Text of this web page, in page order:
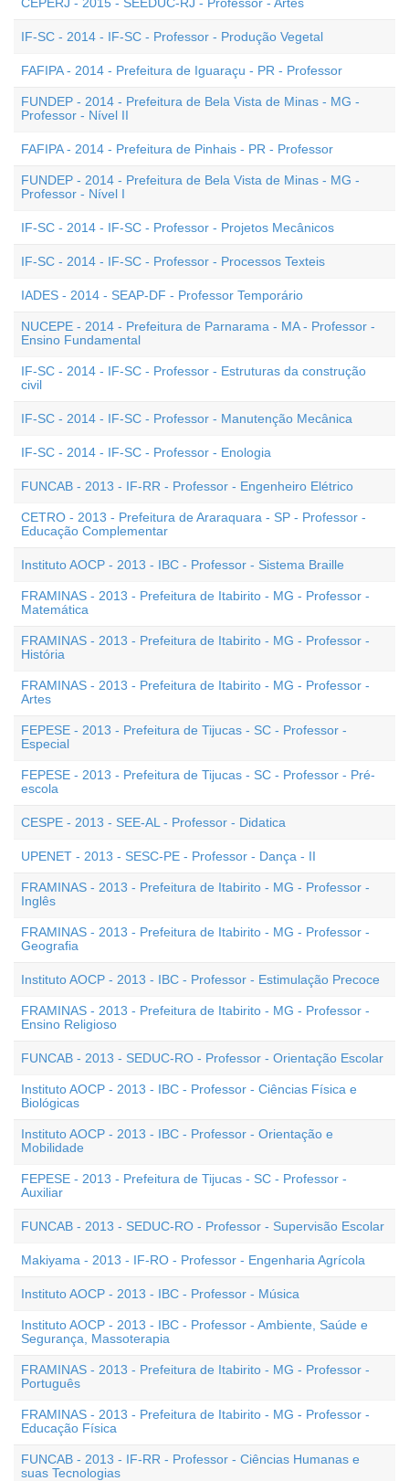
IF-SC - 2014 - IF-SC - Professor - Produção Vegetal
FAFIPA - 2014 - Prefeitura de Iguaraçu - PR - Professor
FUNDEP - 2014 - Prefeitura de Bela Vista de Minas - MG -
Professor - Nível II
FAFIPA - 2014 - Prefeitura de Pinhais - PR - Professor
FUNDEP - 2014 - Prefeitura de Bela Vista de Minas - MG -
Professor - Nível I
IF-SC - 2014 - IF-SC - Professor - Projetos Mecânicos
IF-SC - 2014 - IF-SC - Professor - Processos Texteis
IADES - 2014 - SEAP-DF - Professor Temporário
NUCEPE - 2014 - Prefeitura de Parnarama - MA - Professor -
Ensino Fundamental
IF-SC - 2014 - IF-SC - Professor - Estruturas da construção
civil
IF-SC - 2014 - IF-SC - Professor - Manutenção Mecânica
IF-SC - 2014 - IF-SC - Professor - Enologia
FUNCAB - 2013 - IF-RR - Professor - Engenheiro Elétrico
CETRO - 2013 - Prefeitura de Araraquara - SP - Professor -
Educação Complementar
Instituto AOCP - 2013 - IBC - Professor - Sistema Braille
FRAMINAS - 2013 - Prefeitura de Itabirito - MG - Professor -
Matemática
FRAMINAS - 2013 - Prefeitura de Itabirito - MG - Professor -
História
FRAMINAS - 2013 - Prefeitura de Itabirito - MG - Professor -
Artes
FEPESE - 2013 - Prefeitura de Tijucas - SC - Professor -
Especial
FEPESE - 2013 - Prefeitura de Tijucas - SC - Professor - Pré-
escola
CESPE - 2013 - SEE-AL - Professor - Didatica
UPENET - 2013 - SESC-PE - Professor - Dança - II
FRAMINAS - 2013 - Prefeitura de Itabirito - MG - Professor -
Inglês
FRAMINAS - 2013 - Prefeitura de Itabirito - MG - Professor -
Geografia
Instituto AOCP - 2013 - IBC - Professor - Estimulação Precoce
FRAMINAS - 2013 - Prefeitura de Itabirito - MG - Professor -
Ensino Religioso
FUNCAB - 2013 - SEDUC-RO - Professor - Orientação Escolar
Instituto AOCP - 2013 - IBC - Professor - Ciências Física e
Biológicas
Instituto AOCP - 2013 - IBC - Professor - Orientação e
Mobilidade
FEPESE - 2013 - Prefeitura de Tijucas - SC - Professor -
Auxiliar
FUNCAB - 2013 - SEDUC-RO - Professor - Supervisão Escolar
Makiyama - 2013 - IF-RO - Professor - Engenharia Agrícola
Instituto AOCP - 2013 - IBC - Professor - Música
Instituto AOCP - 2013 - IBC - Professor - Ambiente, Saúde e
Segurança, Massoterapia
FRAMINAS - 2013 - Prefeitura de Itabirito - MG - Professor -
Português
FRAMINAS - 2013 - Prefeitura de Itabirito - MG - Professor -
Educação Física
FUNCAB - 2013 - IF-RR - Professor - Ciências Humanas e
suas Tecnologias